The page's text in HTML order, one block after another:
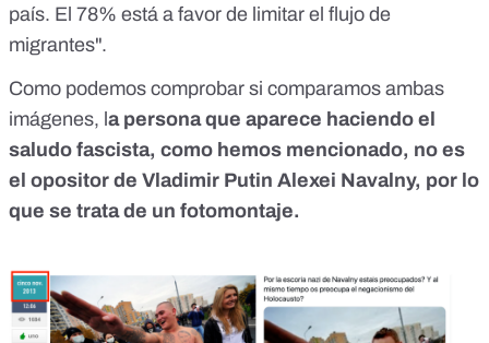
país. El 78% está a favor de limitar el flujo de
migrantes".
Como podemos comprobar si comparamos ambas
imágenes, la persona que aparece haciendo el
saludo fascista, como hemos mencionado, no es
el opositor de Vladimir Putin Alexei Navalny, por lo
que se trata de un fotomontaje.